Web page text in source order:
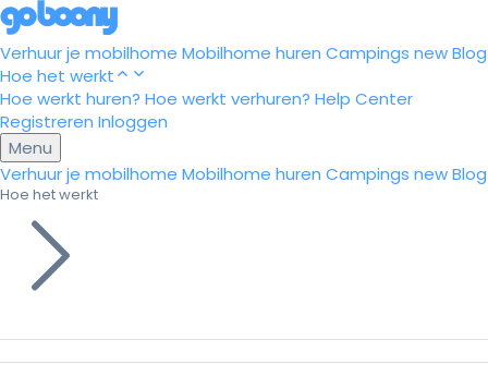
Verhuur je mobilhome Mobilhome huren Campings newBlog
Hoe het werkt
Hoe werkt huren? Hoe werkt verhuren? Help Center
Registreren Inloggen
Menu
Verhuur je mobilhome Mobilhome huren Campings newBlog
Hoe het werkt